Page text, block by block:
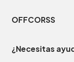
OFFCORSS
¿Necesitas